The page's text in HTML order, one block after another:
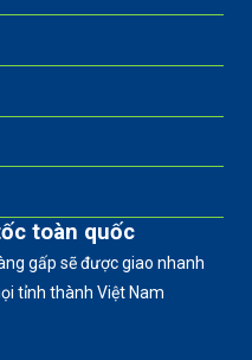
toàn quốc
gấp sẽ được giao nhanh
tỉnh thành Việt Nam